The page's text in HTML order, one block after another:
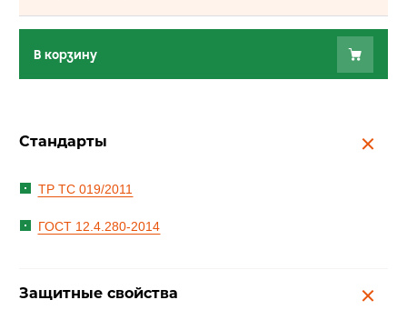
В корзину
Стандарты
ТР ТС 019/2011
ГОСТ 12.4.280-2014
Защитные свойства